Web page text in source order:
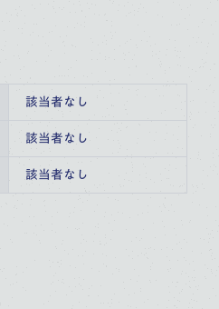
該当者なし
該当者なし
該当者なし